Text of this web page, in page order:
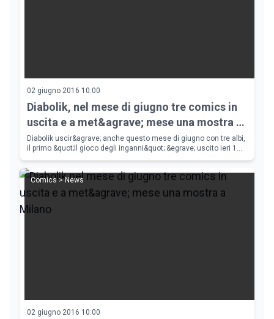
02 giugno 2016 10:00
Diabolik, nel mese di giugno tre comics in
uscita e a met&agrave; mese una mostra a
Milano
Diabolik uscir&agrave; anche questo mese di giugno con tre albi,
il primo &quot;Il gioco degli inganni&quot; &egrave; uscito ieri 1
dal
Comics > News
02 giugno 2016 10:00